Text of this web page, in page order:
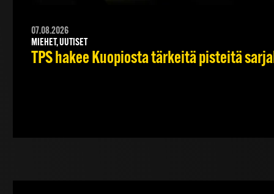
07.08.2026
MIEHET, UUTISET
TPS hakee Kuopiosta tärkeitä pisteitä